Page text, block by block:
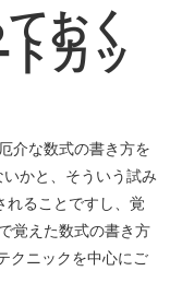
おく
カッ
介な数式の書き方を
かと、そういう試み
れることですし、覚
覚えた数式の書き方
クニックを中心にご